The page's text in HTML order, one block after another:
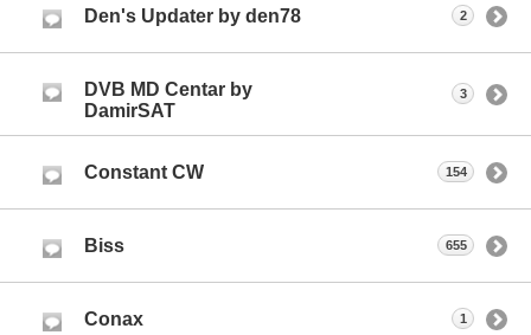
Den's Updater by den78 2
DVB MD Centar by
DamirSAT
3
Constant CW 154
Biss 655
Conax 1